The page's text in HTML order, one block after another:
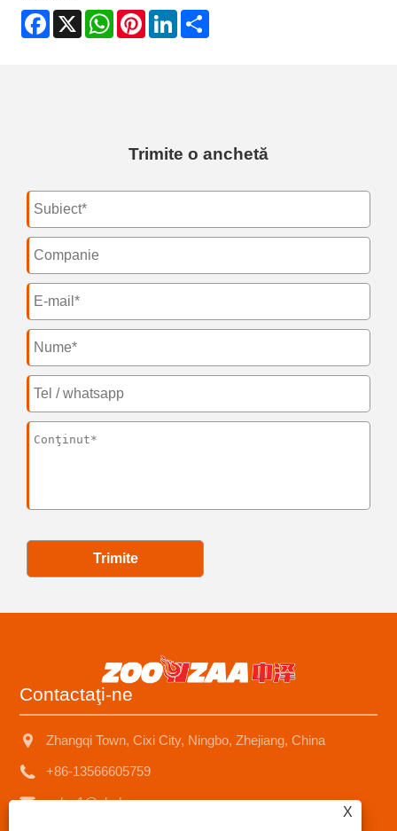
Facebook
X WhatsApp
PinterestLinkedIn
Trimite o anchetă
Trimite
Contactaţi-ne
Zhangqi Town, Cixi City, Ningbo, Zhejiang, China
+86-13566605759
sales1@nbzhongze.com
X